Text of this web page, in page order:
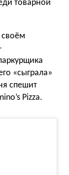
товарной
своём
«сыграла»
спешит
Pizza.